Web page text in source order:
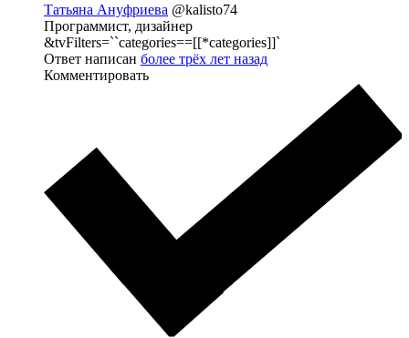
Татьяна Ануфриева @kalisto74
Программист, дизайнер
&tvFilters=``categories==[[*categories]]`
Ответ написан более трёх лет назад
Комментировать